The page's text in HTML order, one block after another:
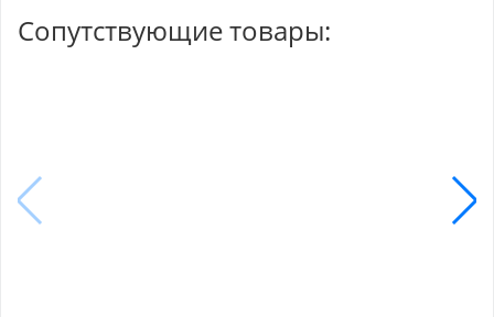
Сопутствующие товары: